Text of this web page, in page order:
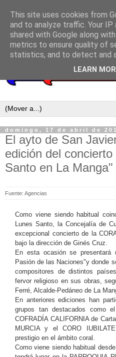
domingo, 17 de abril de
El ayto de San
edición del
Santo en La Manga"
Fuente: Agencias
Como viene siendo habitual
Lunes Santo, la Concejalía de
excepcional concierto de la
bajo la dirección de Ginés Cruz.
En esta ocasión se
Pasión de las Naciones"y donde
compositores de distintos
fervor religioso en sus obras,
Ferré, Alcalde-Pedáneo de La
En anteriores ediciones han
grupos tan destacados como
COFRADÍA CALIFORNIA de
MURCIA y el CORO
prestigio en el ámbito coral.
Como viene siendo habitual
This site uses cookies from
and to analyze traffic. Your
shared with Google along
metrics to ensure quality of
statistics, and to detect and
LEARN